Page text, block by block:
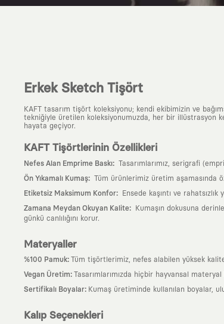
Erkek Sketch Tişört
KAFT tasarım tişört koleksiyonu; kendi ekibimizin ve
tekniğiyle üretilen koleksiyonumuzda, her bir illüstrasyon
hayata geçiyor.
KAFT Tişörtlerinin Özellikleri
Nefes Alan Emprime Baskı: Tasarımlarımız, serigrafi
Ön Yıkamalı Kumaş: Tüm ürünlerimiz üretim aşamasında
Etiketsiz Maksimum Konfor: Ensede kaşıntı ve
Zamana Meydan Okuyan Kalite:
Kumaşın dokusuna
günkü canlılığını korur.
Materyaller
%100 Pamuk: Tüm tişörtlerimiz, nefes alabilen yüksek
Vegan Üretim: Tasarımlarımızda hiçbir hayvansal materyal
Sertifikalı Boyalar: Kumaş üretiminde kullanılan boyalar,
Kalıp Seçenekleri